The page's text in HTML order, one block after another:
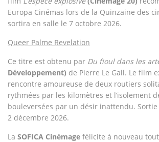
Europa Cinémas lors de la Quinzaine des
sortira en salle le 7 octobre 2026.
Queer Palme Revelation
Ce titre est obtenu par Du fioul dans les
Développement) de Pierre Le Gall. Le film
rencontre amoureuse de deux routiers
rythmées par les kilomètres et l’isolement
bouleversées par un désir inattendu.
2 décembre 2026.
La SOFICA Cinémage félicite à nouveau